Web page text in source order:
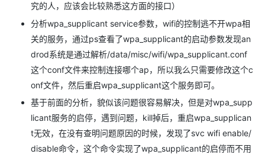
究的人，应该会比较熟悉这方面的接口）
分析wpa_supplicant service参数，wifi的控制逃不开wpa相
关的服务，通过ps查看了wpa_supplicant的启动参数发现an
drod系统是通过解析/data/misc/wifi/wpa_supplicant.conf
这个conf文件来控制连接哪个ap，所以我么只需要修改这个c
onf文件，然后重启wpa_supplicant这个服务即可。
基于前面的分析，貌似该问题很容易解决，但是对wpa_supp
licant服务的启停，遇到问题，kill掉后，重启wpa_supplican
t无效，在没有查明问题原因的时候，发现了svc wifi enable/
disable命令，这个命令实现了wpa_supplicant的启停而不用